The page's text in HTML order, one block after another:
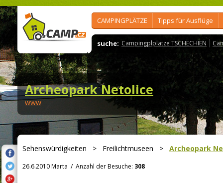
CAMPINGPLÄTZE Tipps für Ausflüge
suche: Campingplplätze TSCHECHIEN
Archeopark Netolice
www
Sehenswürdigkeiten > Freilichtmuseen > Archeopark
26.6.2010 Marta / Anzahl der Besuche: 308